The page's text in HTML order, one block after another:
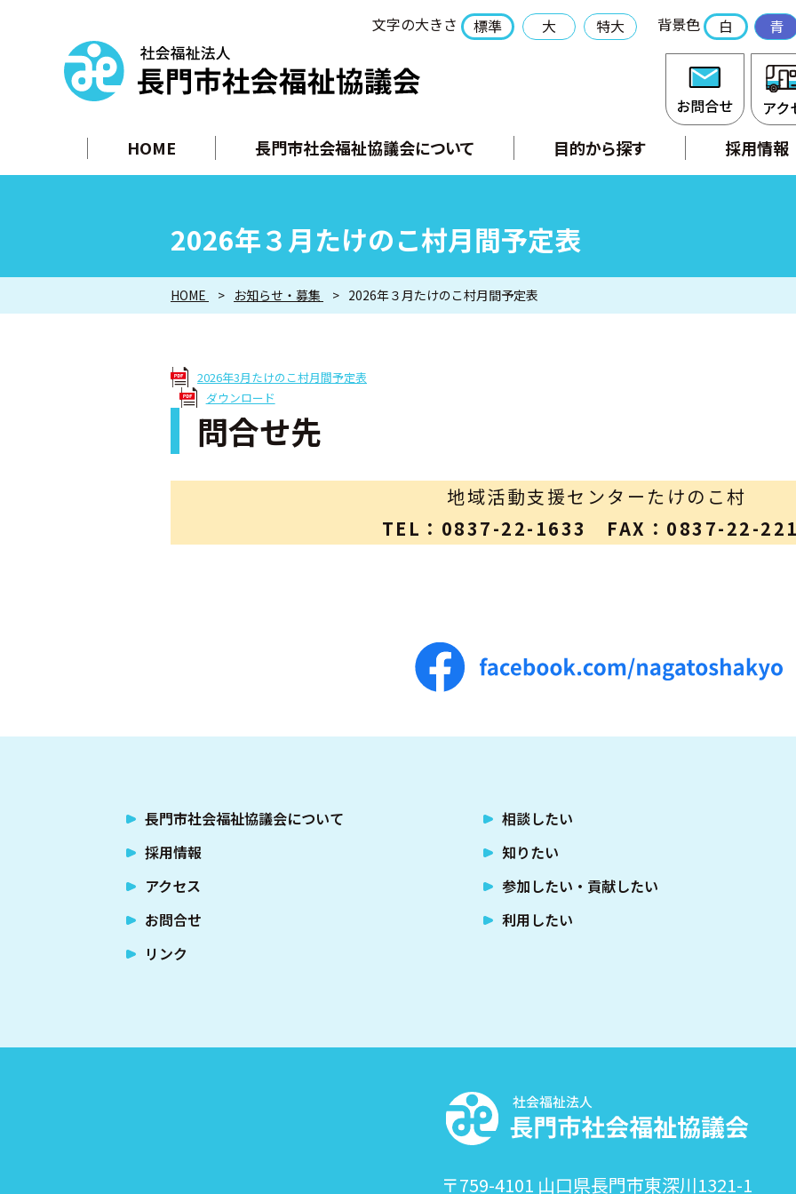
社会福祉法人 長門市社会福祉協議会
文字の大きさ 標準 大 特大 背景色 白 青
お問合
HOME 長門市社会福祉協議会について 目的から探す 採用情報
2026年３月たけのこ村月間予定表
HOME お知らせ・募集 2026年３月たけのこ村月間予定表
2026年3月たけのこ村月間予定表
ダウンロード
問合せ先
地域活動支援センターたけのこ村
TEL：0837-22-1633 FAX：0837-22-
長門市社会福祉協議会について
採用情報
アクセス
お問合せ
リンク
相談したい
知りたい
参加したい・貢献したい
利用したい
〒759-4101 山口県長門市東深川1321-1